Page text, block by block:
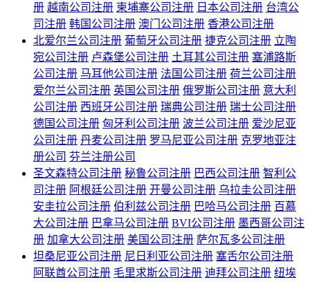
册 越南公司注册 柬埔寨公司注册 日本公司注册 台湾公
司注册 韩国公司注册 澳门公司注册 香港公司注册
北爱尔兰公司注册 葡萄牙公司注册 捷克公司注册 立陶
宛公司注册 卢森堡公司注册 土耳其公司注册 塞浦路斯
公司注册 马耳他公司注册 法国公司注册 荷兰公司注册
爱尔兰公司注册 英国公司注册 俄罗斯公司注册 意大利
公司注册 西班牙公司注册 瑞典公司注册 瑞士公司注册
德国公司注册 匈牙利公司注册 波兰公司注册 爱沙尼亚
公司注册 丹麦公司注册 罗马尼亚公司注册 克罗地亚注
册公司 芬兰注册公司
圣文森特公司注册 秘鲁公司注册 巴西公司注册 智利公
司注册 阿根廷公司注册 开曼公司注册 乌拉圭公司注册
安圭拉公司注册 伯利兹公司注册 巴哈马公司注册 百慕
大公司注册 巴拿马公司注册 BVI公司注册 墨西哥公司注
册 加拿大公司注册 美国公司注册 萨尔瓦多公司注册
坦桑尼亚公司注册 尼日利亚公司注册 塞舌尔公司注册
阿联酋公司注册 毛里求斯公司注册 迪拜公司注册 纽埃